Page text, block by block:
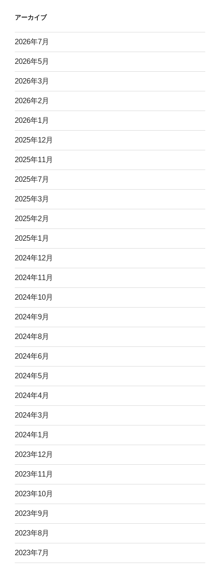
アーカイブ
2026年7月
2026年5月
2026年3月
2026年2月
2026年1月
2025年12月
2025年11月
2025年7月
2025年3月
2025年2月
2025年1月
2024年12月
2024年11月
2024年10月
2024年9月
2024年8月
2024年6月
2024年5月
2024年4月
2024年3月
2024年1月
2023年12月
2023年11月
2023年10月
2023年9月
2023年8月
2023年7月